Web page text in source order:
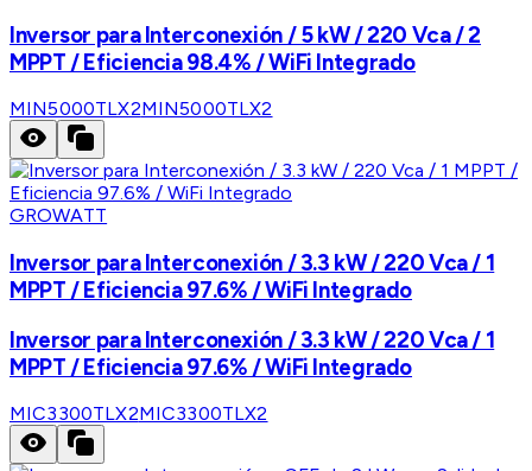
Inversor para Interconexión / 5 kW / 220 Vca / 2
MPPT / Eficiencia 98.4% / WiFi Integrado
MIN5000TLX2MIN5000TLX2
GROWATT
Inversor para Interconexión / 3.3 kW / 220 Vca / 1
MPPT / Eficiencia 97.6% / WiFi Integrado
Inversor para Interconexión / 3.3 kW / 220 Vca / 1
MPPT / Eficiencia 97.6% / WiFi Integrado
MIC3300TLX2MIC3300TLX2